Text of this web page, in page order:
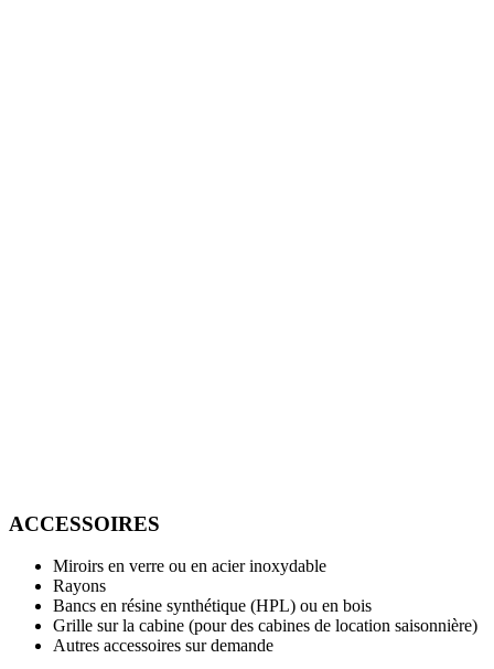
ACCESSOIRES
Miroirs en verre ou en acier inoxydable
Rayons
Bancs en résine synthétique (HPL) ou en bois
Grille sur la cabine (pour des cabines de location saisonnière)
Autres accessoires sur demande